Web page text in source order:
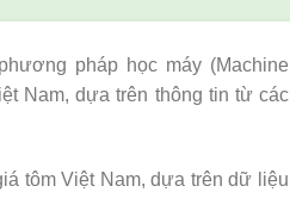
pháp học máy (Machine
Nam, dựa trên thông tin từ các
tôm Việt Nam, dựa trên dữ liệu